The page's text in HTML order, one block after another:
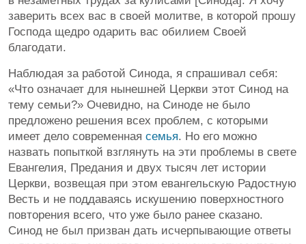
заверить всех вас в своей молитве, в которой прошу
Господа щедро одарить вас обилием Своей
благодати.
Наблюдая за работой Синода, я спрашивал себя:
«Что означает для нынешней Церкви этот Синод на
тему семьи?» Очевидно, на Синоде не было
предложено решения всех проблем, с которыми
имеет дело современная семья. Но его можно
назвать попыткой взглянуть на эти проблемы в свете
Евангелия, Предания и двух тысяч лет истории
Церкви, возвещая при этом евангельскую Радостную
Весть и не поддаваясь искушению поверхностного
повторения всего, что уже было ранее сказано.
Синод не был призван дать исчерпывающие ответы